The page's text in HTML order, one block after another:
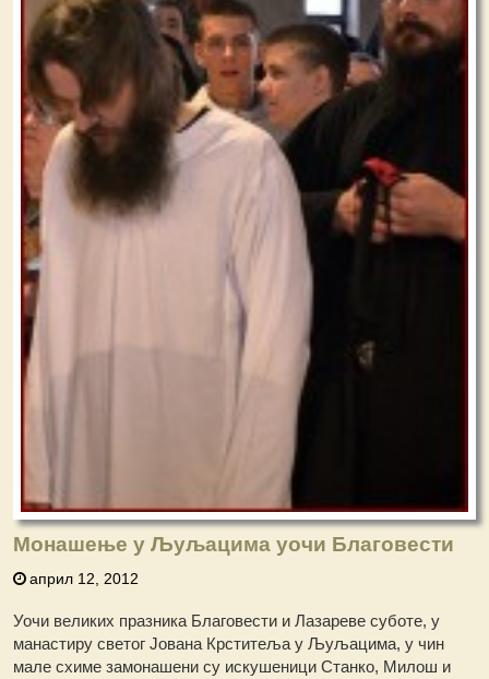
Монашење у Љуљацима уочи Благовести
април 12, 2012
Уочи великих празника Благовести и Лазареве суботе, у
манастиру светог Јована Крститеља у Љуљацима, у чин
мале схиме замонашени су искушеници Станко, Милош и